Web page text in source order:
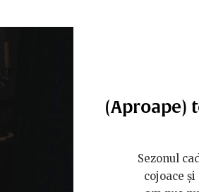
(Aproape)
Sezonul
cojoace